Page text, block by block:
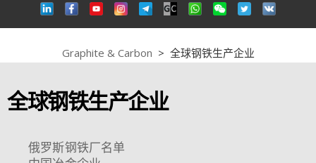
Graphite & Carbon > 全球钢铁生产企业
全球钢铁生产企业
俄罗斯钢铁厂名单